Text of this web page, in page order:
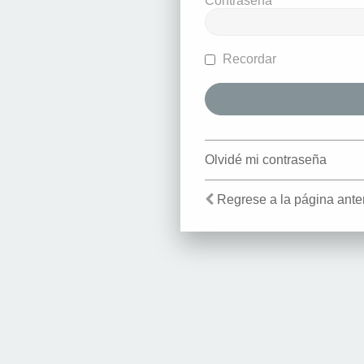
Recordar
Olvidé mi contraseña
Regrese a la página